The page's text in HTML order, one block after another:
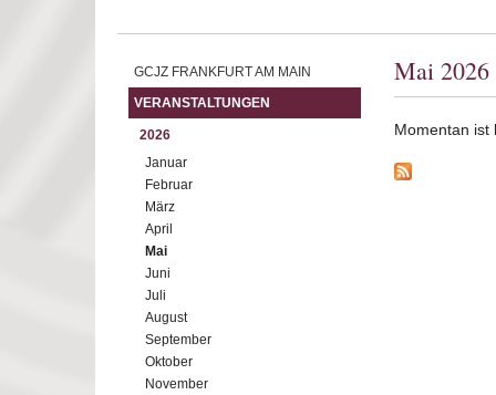
GCJZ FRANKFURT AM MAIN
VERANSTALTUNGEN
2026
Januar
Februar
März
April
Mai
Juni
Juli
August
September
Oktober
November
Mai 2026
Momentan ist